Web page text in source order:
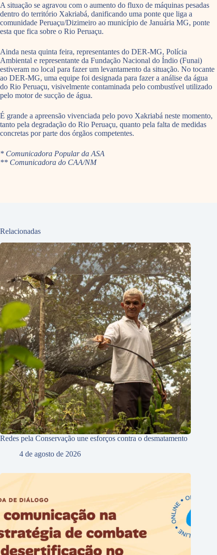
A situação se agravou com o aumento do fluxo de máquinas pesadas
dentro do território Xakriabá, danificando uma ponte que liga a
comunidade Peruaçu/Dizimeiro ao município de Januária MG, ponte
esta que fica sobre o Rio Peruaçu.
Ainda nesta quinta feira, representantes do DER-MG, Polícia
Ambiental e representante da Fundação Nacional do Índio (Funai)
estiveram no local para fazer um levantamento da situação. No tocante
ao DER-MG, uma equipe foi designada para fazer a análise da água
do Rio Peruaçu, visivelmente contaminada pelo combustível utilizado
pelo motor de sucção de água.
É grande a apreensão vivenciada pelo povo Xakriabá neste momento,
tanto pela degradação do Rio Peruaçu, quanto pela falta de medidas
concretas por parte dos órgãos competentes.
* Comunicadora Popular da ASA
** Comunicadora do CAA/NM
Relacionadas
Redes pela Conservação une esforços contra o desmatamento
4 de agosto de 2026